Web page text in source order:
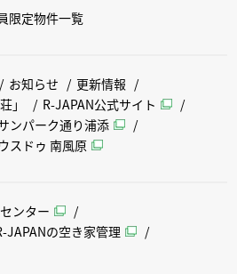
限定物件一覧
お知らせ
更新情報
」
R-JAPAN公式サイト
ンパーク通り浦添
スドゥ 南風原
ンター
JAPANの空き家管理